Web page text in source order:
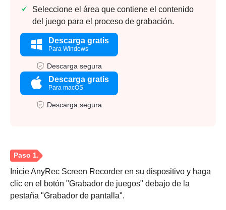
Seleccione el área que contiene el contenido
del juego para el proceso de grabación.
Descarga gratis
Para Windows
Descarga segura
Descarga gratis
Para macOS
Descarga segura
Inicie AnyRec Screen Recorder en su dispositivo y haga
clic en el botón "Grabador de juegos" debajo de la
pestaña "Grabador de pantalla".